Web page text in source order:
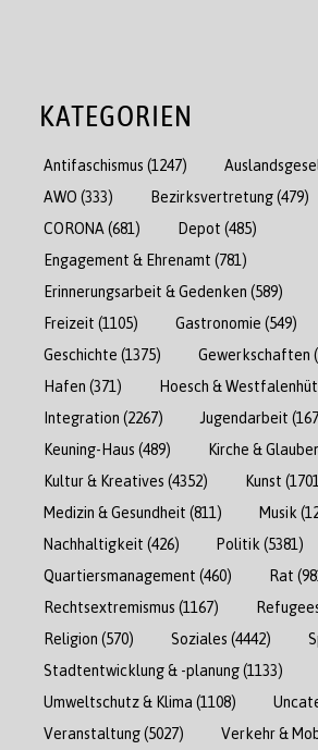
KATEGORIEN
Antifaschismus (1247)
AWO (333) Bezirksvertretung(479)
CORONA (681) Depot (485)
Engagement & Ehrenamt (781)
Erinnerungsarbeit & Gedenken (589)
Freizeit (1105) Gastronomie (549)
Geschichte (1375) Gewerkschaften
Hafen (371) Hoesch &
Integration (2267) Jugendarbeit
Keuning-Haus (489) Kirche &
Kultur & Kreatives (4352) Kunst
Medizin & Gesundheit (811) Musik
Nachhaltigkeit (426) Politik (5381)
Quartiersmanagement (460) Rat
Rechtsextremismus (1167)
Religion (570) Soziales (4442)
Stadtentwicklung & -planung(1133)
Umweltschutz & Klima (1108)
Veranstaltung(5027) Verkehr &